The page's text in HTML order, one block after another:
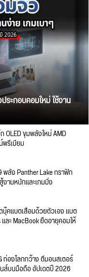
ะกอบคอมใหม่ ใช้งาน
OLED ขุมพลังใหม่ AMD
พรีเมียม
พลัง Panther Lake กราฟิก
งานหนักและเกมมิ่ง
คแบตเสื่อมด้วยตัวเอง แบต
ละ MacBook ยืดอายุคอมให้
ท่องโลกกว้าง ตีมอนสเตอร์
บนมือถือ อัปเดตปี 2026